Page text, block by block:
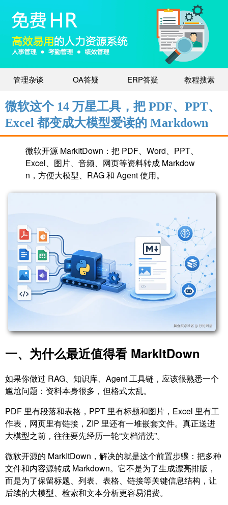
管理杂谈 OA答疑 ERP答疑 教程搜索
微软这个 14 万星工具，把 PDF、PPT、
Excel 都变成大模型爱读的 Markdown
微软开源 MarkItDown：把 PDF、Word、PPT、
Excel、图片、音频、网页等资料转成 Markdow
n，方便大模型、RAG 和 Agent 使用。
一、为什么最近值得看 MarkItDown
如果你做过 RAG、知识库、Agent 工具链，应该很熟悉一个
尴尬问题：资料本身很多，但格式太乱。
PDF 里有段落和表格，PPT 里有标题和图片，Excel 里有工
作表，网页里有链接，ZIP 里还有一堆嵌套文件。真正送进
大模型之前，往往要先经历一轮“文档清洗”。
微软开源的 MarkItDown，解决的就是这个前置步骤：把多种
文件和内容源转成 Markdown。它不是为了生成漂亮排版，
而是为了保留标题、列表、表格、链接等关键信息结构，让
后续的大模型、检索和文本分析更容易消费。